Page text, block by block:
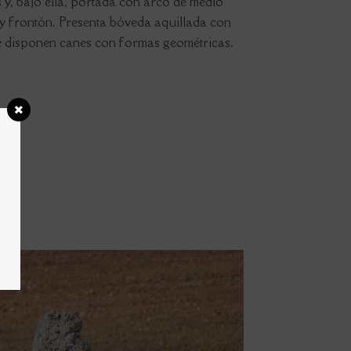
frontón. Presenta bóveda aquillada con
canes con formas geométricas.